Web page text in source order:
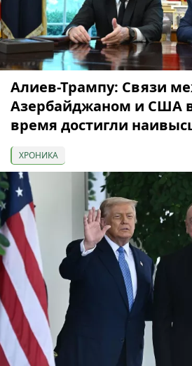
Алиев-Трампу: Связи
Азербайджаном и США
время достигли
ХРОНИКА